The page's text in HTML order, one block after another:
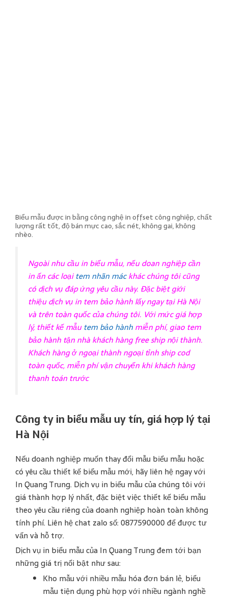
Biểu mẫu được in bằng công nghệ in offset công nghiệp, chất
lượng rất tốt, độ bán mực cao, sắc nét, không gai, không
nhèo.
Ngoài nhu cầu in biểu mẫu, nếu doan nghiệp cần
in ấn các loạitem nhãn máckhác chúng tôi cũng
có dịch vụ đáp ứng yêu cầu này. Đặc biệt giới
thiệu dịch vụ in tem bảo hànhlấy ngay tại Hà Nội
và trên toàn quốc của chúng tôi. Với mức giá hợp
lý, thiết kế mẫu tem bảo hànhmiễn phí, giao tem
bảo hành tận nhà khách hàng free ship nội thành.
Khách hàng ở ngoại thành ngoại tỉnh ship cod
toàn quốc, miễn phí vận chuyển khi khách hàng
thanh toán trước
Công ty in biểu mẫu uy tín, giá hợp lý tại
Hà Nội
Nếu doanh nghiệp muốn thay đổi mẫu biểu mẫu hoặc
có yêu cầu thiết kế biểu mẫu mới, hãy liên hệ ngay với
In Quang Trung. Dịch vụ in biểu mẫu của chúng tôi với
giá thành hợp lý nhất, đặc biệt việc thiết kế biểu mẫu
theo yêu cầu riêng của doanh nghiệp hoàn toàn không
tính phí. Liên hệ chat zalo số: 0877590000 để được tư
vấn và hỗ trợ.
Dịch vụ in biểu mẫu của In Quang Trung đem tới bạn
những giá trị nổi bật như sau:
Kho mẫu với nhiều mẫu hóa đơn bán lẻ, biểu
mẫu tiện dụng phù hợp với nhiều ngành nghề